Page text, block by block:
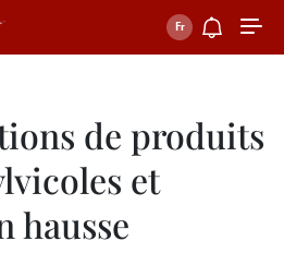
de produits
et
hausse